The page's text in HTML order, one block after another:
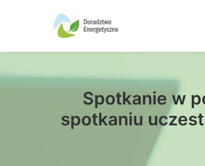
Spotkanie w
spotkaniu